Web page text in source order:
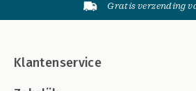
Gratis verzending
Klantenservice